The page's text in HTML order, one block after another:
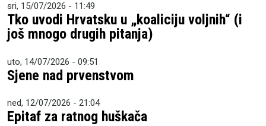
sri, 15/07/2026 - 11:49
Tko uvodi Hrvatsku u „koaliciju voljnih“ (i
još mnogo drugih pitanja)
uto, 14/07/2026 - 09:51
Sjene nad prvenstvom
ned, 12/07/2026 - 21:04
Epitaf za ratnog huškača